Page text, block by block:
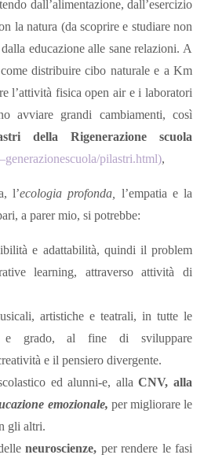
dall’alimentazione, dall’esercizio
la natura (da scoprire e studiare non
educazione alle sane relazioni. A
distribuire cibo naturale e a Km
l’attività fisica open air e i laboratori
avviare grandi cambiamenti, così
della Rigenerazione scuola
–generazionescuola/pilastri.html),
l’ecologia profonda, l’empatia e la
a parer mio, si potrebbe:
e adattabilità, quindi il problem
learning, attraverso attività di
artistiche e teatrali, in tutte le
e grado, al fine di sviluppare
e il pensiero divergente.
ed alunni-e, allaCNV, alla
emozionale, per migliorare le
gli altri.
neuroscienze, per rendere le fasi